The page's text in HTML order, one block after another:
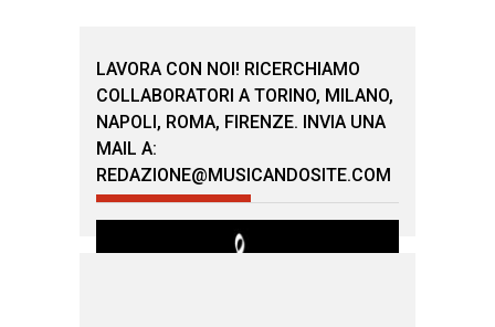
LAVORA CON NOI! RICERCHIAMO
COLLABORATORI A TORINO, MILANO,
NAPOLI, ROMA, FIRENZE. INVIA UNA
MAIL A:
REDAZIONE@MUSICANDOSITE.COM